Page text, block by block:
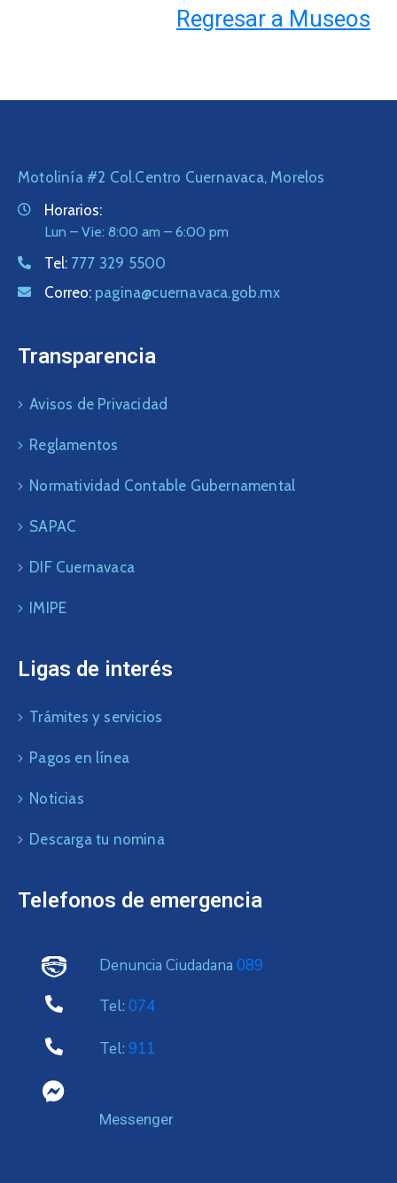
Regresar a Museos
Motolinía #2 Col.Centro Cuernavaca, Morelos
Horarios:
Lun – Vie: 8:00 am – 6:00 pm
Tel: 777 329 5500
Correo: pagina@cuernavaca.gob.mx
Transparencia
Avisos de Privacidad
Reglamentos
Normatividad Contable Gubernamental
SAPAC
DIF Cuernavaca
IMIPE
Ligas de interés
Trámites y servicios
Pagos en línea
Noticias
Descarga tu nomina
Telefonos de emergencia
Denuncia Ciudadana 089
Tel: 074
Tel: 911
Messenger